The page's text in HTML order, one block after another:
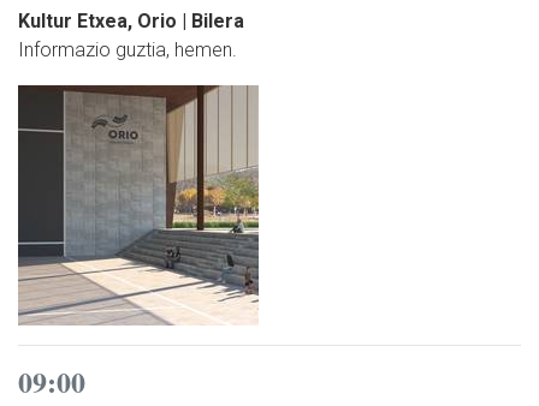
Kultur Etxea, Orio | Bilera
Informazio guztia, hemen.
09:00